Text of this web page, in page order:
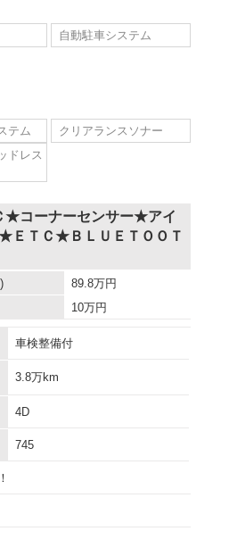
自動駐車システム
テム
クリアランスソナー
ドレス
コーナーセンサー★アイ
ＥＴＣ★ＢＬＵＥＴＯＯＴ
89.8万円
10万円
車検整備付
3.8万km
4D
745